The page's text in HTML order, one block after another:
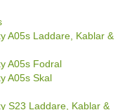
A05s Laddare, Kablar &
A05s Fodral
A05s Skal
S23 Laddare, Kablar &